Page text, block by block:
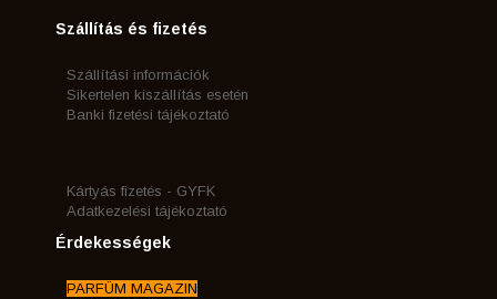
Szállítás és fizetés
Szállítási információk
Sikertelen kiszállítás esetén
Banki fizetési tájékoztató
Kártyás fizetés - GYFK
Adatkezelési tájékoztató
Érdekességek
PARFÜM MAGAZIN